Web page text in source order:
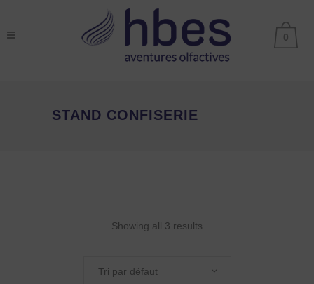
0
STAND CONFISERIE
Showing all 3 results
Tri par défaut